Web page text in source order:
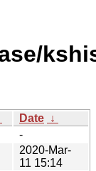
Date ↓
-
2020-Mar-
11 15:14